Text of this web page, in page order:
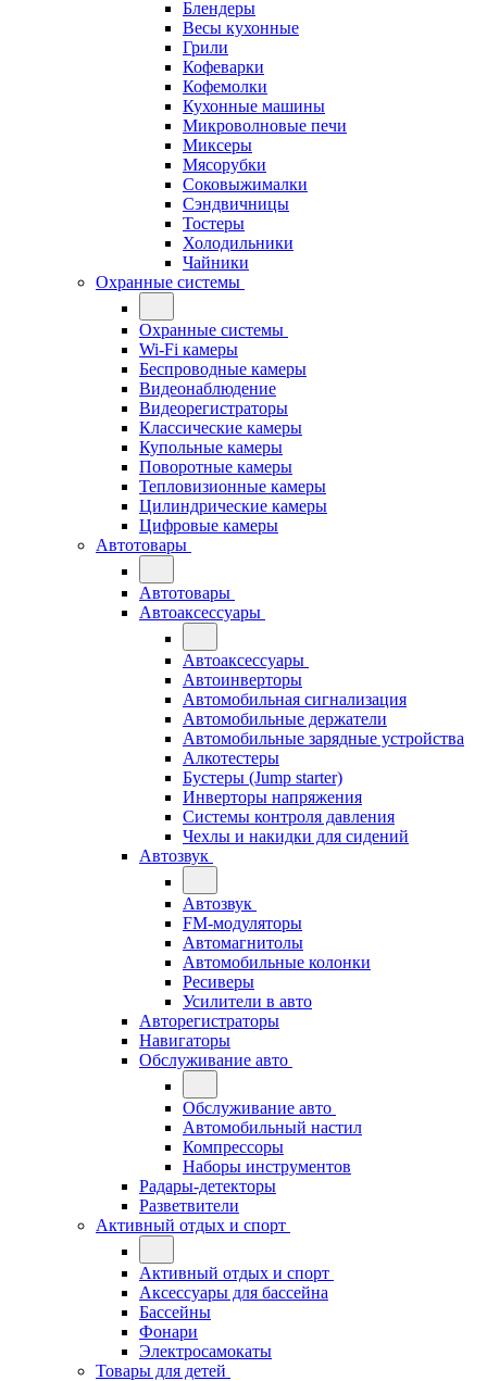
Блендеры
Весы кухонные
Грили
Кофеварки
Кофемолки
Кухонные машины
Микроволновые печи
Миксеры
Мясорубки
Соковыжималки
Сэндвичницы
Тостеры
Холодильники
Чайники
Охранные системы
Охранные системы
Wi-Fi камеры
Беспроводные камеры
Видеонаблюдение
Видеорегистраторы
Классические камеры
Купольные камеры
Поворотные камеры
Тепловизионные камеры
Цилиндрические камеры
Цифровые камеры
Автотовары
Автотовары
Автоаксессуары
Автоаксессуары
Автоинверторы
Автомобильная сигнализация
Автомобильные держатели
Автомобильные зарядные устройства
Алкотестеры
Бустеры (Jump starter)
Инверторы напряжения
Системы контроля давления
Чехлы и накидки для сидений
Автозвук
Автозвук
FM-модуляторы
Автомагнитолы
Автомобильные колонки
Ресиверы
Усилители в авто
Авторегистраторы
Навигаторы
Обслуживание авто
Обслуживание авто
Автомобильный настил
Компрессоры
Наборы инструментов
Радары-детекторы
Разветвители
Активный отдых и спорт
Активный отдых и спорт
Аксессуары для бассейна
Бассейны
Фонари
Электросамокаты
Товары для детей